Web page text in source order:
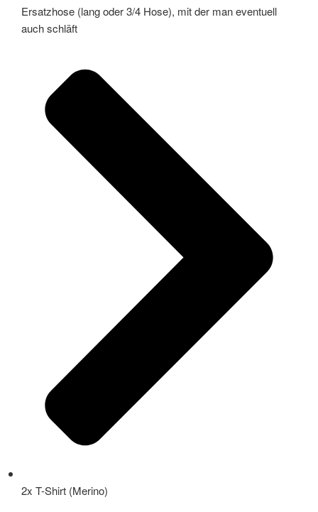
Ersatzhose (lang oder 3/4 Hose), mit der man eventuell
auch schläft
2x T-Shirt (Merino)